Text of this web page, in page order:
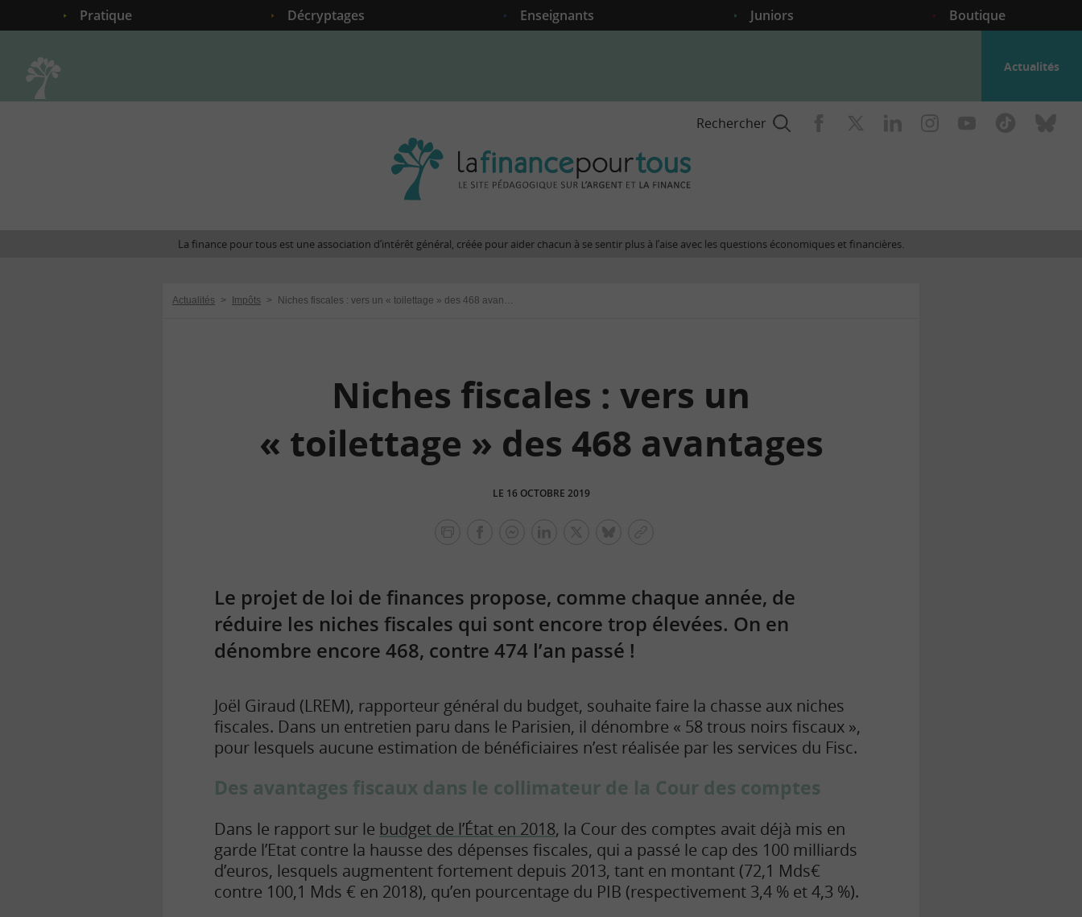
Pratique Décryptages Enseignants Juniors Boutique
Actualités
Rechercher
finance
site
La finance pour tous est une association d’intérêt général, créée pour aider chacun à se sentir plus à l’aise avec les questions économiques et financières.
Actualités > Impôts > Niches fiscales : vers un « toilettage » des 468 avantages
Niches fiscales : vers un
« toilettage » des 468 avantages
LE 16 OCTOBRE 2019
Le projet de loi de finances propose, comme chaque année, de
réduire les niches fiscales qui sont encore trop élevées. On en
dénombre encore 468, contre 474 l’an passé !
Joël Giraud (LREM), rapporteur général du budget, souhaite faire la chasse aux niches
fiscales. Dans un entretien paru dans le Parisien, il dénombre « 58 trous noirs fiscaux »,
pour lesquels aucune estimation de bénéficiaires n’est réalisée par les services du Fisc.
Des avantages fiscaux dans le collimateur de la Cour des comptes
Dans le rapport sur le budget de l’État en 2018, la Cour des comptes avait déjà mis en
garde l’Etat contre la hausse des dépenses fiscales, qui a passé le cap des 100 milliards
d’euros, lesquels augmentent fortement depuis 2013, tant en montant (72,1 Mds€
contre 100,1 Mds € en 2018), qu’en pourcentage du PIB (respectivement 3,4 % et 4,3 %).